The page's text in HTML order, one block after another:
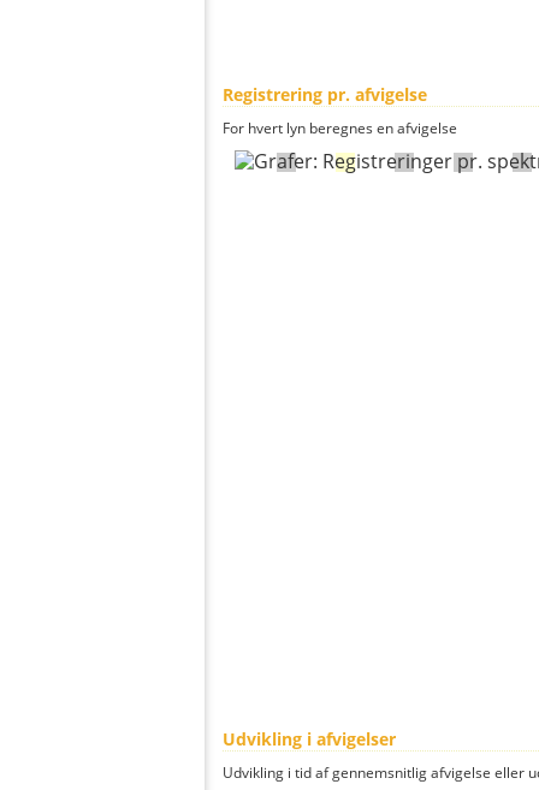
Registrering pr. afvigelse
For hvert lyn beregnes en afvigelse
Udvikling i afvigelser
Udvikling i tid af gennemsnitlig afvigelse eller